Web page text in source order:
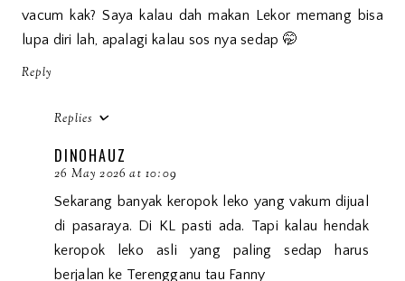
vacum kak? Saya kalau dah makan Lekor memang bisa
lupa diri lah, apalagi kalau sos nya sedap 🤭
Reply
Replies
DINOHAUZ
26 May 2026 at 10:09
Sekarang banyak keropok leko yang vakum dijual
di pasaraya. Di KL pasti ada. Tapi kalau hendak
keropok leko asli yang paling sedap harus
berjalan ke Terengganu tau Fanny